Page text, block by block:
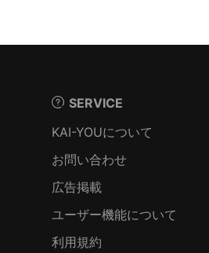
SERVICE
KAI-YOUについて
お問い合わせ
広告掲載
ユーザー機能について
利用規約